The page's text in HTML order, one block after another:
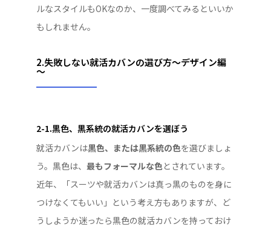
ルなスタイルもOKなのか、一度調べてみるといいか
もしれません。
2.失敗しない就活カバンの選び方～デザイン編
～
2-1.黒色、黒系統の就活カバンを選ぼう
就活カバンは黒色、または黒系統の色を選びましょ
う。黒色は、 最もフォーマルな色とされています。
近年、「スーツや就活カバンは真っ黒のものを身に
つけなくてもいい」という考え方もありますが、ど
うしようか迷ったら黒色の就活カバンを持っておけ